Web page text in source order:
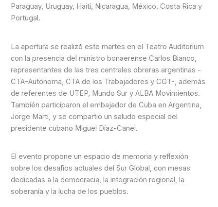
Paraguay, Uruguay, Haití, Nicaragua, México, Costa Rica y
Portugal.
La apertura se realizó este martes en el Teatro Auditorium
con la presencia del ministro bonaerense Carlos Bianco,
representantes de las tres centrales obreras argentinas -
CTA-Autónoma, CTA de los Trabajadores y CGT-, además
de referentes de UTEP, Mundo Sur y ALBA Movimientos.
También participaron el embajador de Cuba en Argentina,
Jorge Martí, y se compartió un saludo especial del
presidente cubano Miguel Díaz-Canel.
El evento propone un espacio de memoria y reflexión
sobre los desafíos actuales del Sur Global, con mesas
dedicadas a la democracia, la integración regional, la
soberanía y la lucha de los pueblos.